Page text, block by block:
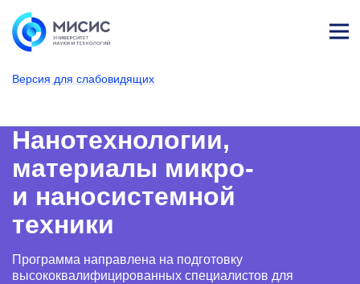
Версия для слабовидящих
т
Нанотехнологии,
материалы микро-
и наносистемной
техники
Программа направлена на подготовку
высококвалифицированных специалистов для